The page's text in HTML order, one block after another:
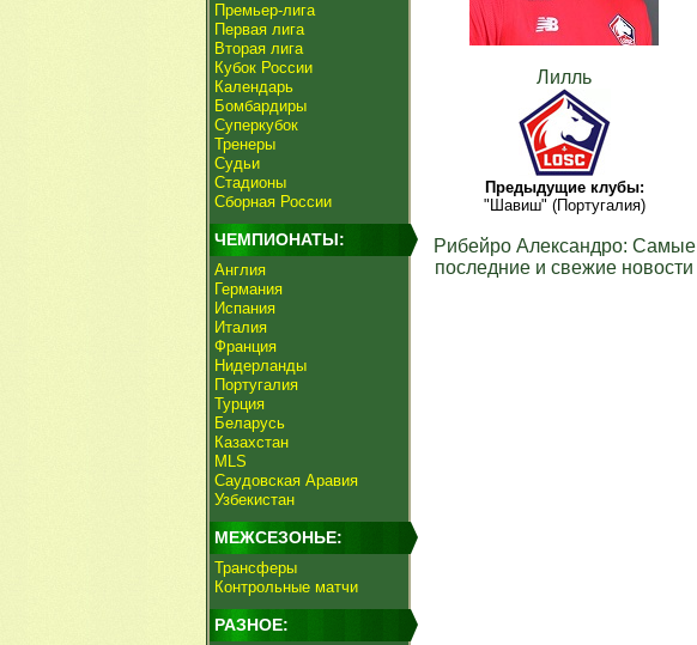
Премьер-лига
Первая лига
Вторая лига
Кубок России
Календарь
Бомбардиры
Суперкубок
Тренеры
Судьи
Стадионы
Сборная России
ЧЕМПИОНАТЫ:
Англия
Германия
Испания
Италия
Франция
Нидерланды
Португалия
Турция
Беларусь
Казахстан
MLS
Саудовская Аравия
Узбекистан
МЕЖСЕЗОНЬЕ:
Трансферы
Контрольные матчи
РАЗНОЕ:
Лилль
Предыдущие клубы:
"Шавиш" (Португалия)
Рибейро Александро: Самые
последние и свежие новости